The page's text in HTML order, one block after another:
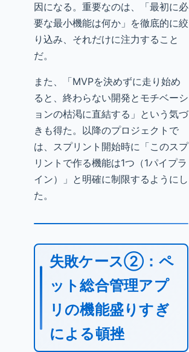
因になる。重要なのは、「最初に必
要な最小機能は何か」を徹底的に絞
り込み、それだけに注力すること
だ。
また、「MVPを決めずに走り始め
ると、終わらない開発とモチベーシ
ョンの枯渇に直結する」という気づ
きも得た。以降のプロジェクトで
は、スプリント開始時に「このスプ
リントで作る機能は1つ（1パイプラ
イン）」と明確に制限するようにし
た。
失敗ケース②：ペ
ット総合管理アプ
リの機能盛りすぎ
による頓挫